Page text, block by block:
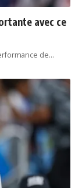
avec ce
de…